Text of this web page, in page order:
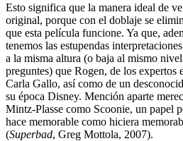
Esto significa que la manera ideal de
original, porque con el doblaje se
que esta película funcione. Ya que,
tenemos las estupendas
a la misma altura (o baja al mismo
preguntes) que Rogen, de los
Carla Gallo, así como de un
su época Disney. Mención aparte
Mintz-Plasse como Scoonie, un papel
hace memorable como hiciera
(Superbad, Greg Mottola, 2007).